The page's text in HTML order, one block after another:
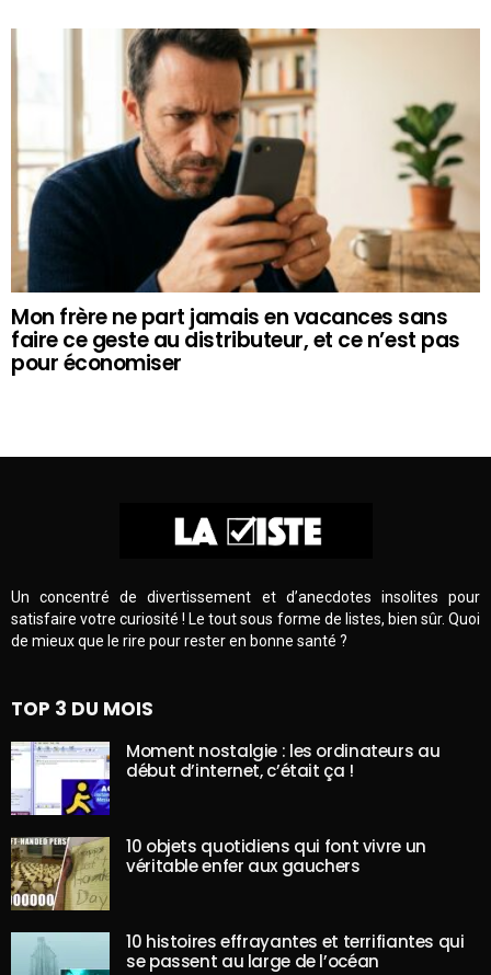
Mon frère ne part jamais en vacances sans
faire ce geste au distributeur, et ce n’est pas
pour économiser
Un concentré de divertissement et d’anecdotes insolites pour
satisfaire votre curiosité ! Le tout sous forme de listes, bien sûr. Quoi
de mieux que le rire pour rester en bonne santé ?
TOP 3 DU MOIS
Moment nostalgie : les ordinateurs au
début d’internet, c’était ça !
10 objets quotidiens qui font vivre un
véritable enfer aux gauchers
10 histoires effrayantes et terrifiantes qui
se passent au large de l’océan